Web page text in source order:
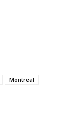
Montreal